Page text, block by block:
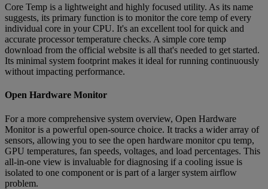
Core Temp is a lightweight and highly focused utility. As its name
suggests, its primary function is to monitor the core temp of every
individual core in your CPU. It's an excellent tool for quick and
accurate processor temperature checks. A simple core temp
download from the official website is all that's needed to get started.
Its minimal system footprint makes it ideal for running continuously
without impacting performance.
Open Hardware Monitor
For a more comprehensive system overview, Open Hardware
Monitor is a powerful open-source choice. It tracks a wider array of
sensors, allowing you to see the open hardware monitor cpu temp,
GPU temperatures, fan speeds, voltages, and load percentages. This
all-in-one view is invaluable for diagnosing if a cooling issue is
isolated to one component or is part of a larger system airflow
problem.